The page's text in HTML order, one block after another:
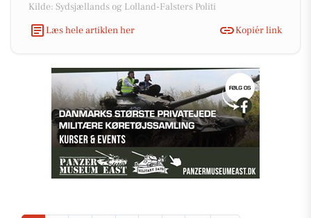
Kilde: Sydsjællands og Lolland-Falsters Politi
Læs hele artiklen her
Kopiér link